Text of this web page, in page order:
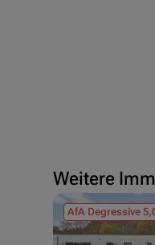
Weitere
AfA Degressive